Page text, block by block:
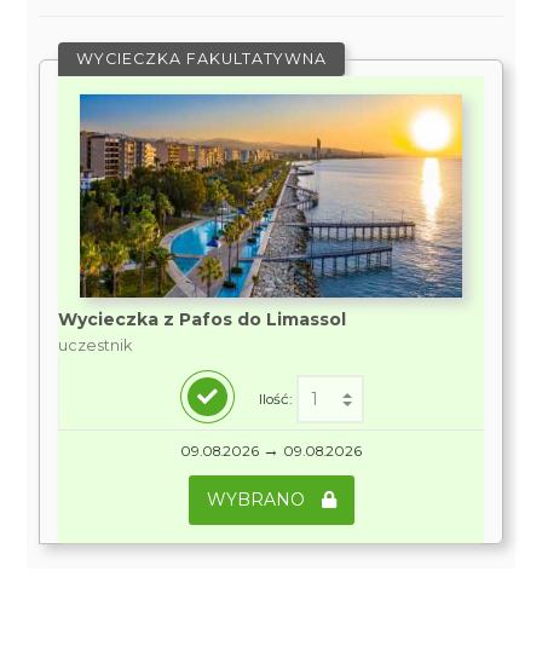
WYCIECZKA FAKULTATYWNA
Wycieczka z Pafos do Limassol
uczestnik
Ilość:
09.08.2026 → 09.08.2026
WYBRANO